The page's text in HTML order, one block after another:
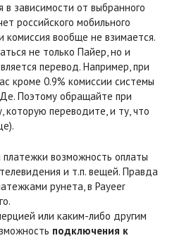
зависимости от выбранного
российского мобильного
комиссия вообще не взимается.
не только Пайер, но и
перевод. Например, при
кроме 0.9% комиссии системы
Поэтому обращайте при
переводите, и ту, что
возможность оплаты
и т.п. вещей. Правда
рунета, в Payeer
или каким-либо другим
подключения к